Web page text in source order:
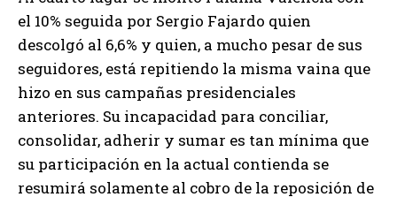
el 10% seguida por Sergio Fajardo quien
descolgó al 6,6% y quien, a mucho pesar de sus
seguidores, está repitiendo la misma vaina que
hizo en sus campañas presidenciales
anteriores. Su incapacidad para conciliar,
consolidar, adherir y sumar es tan mínima que
su participación en la actual contienda se
resumirá solamente al cobro de la reposición de